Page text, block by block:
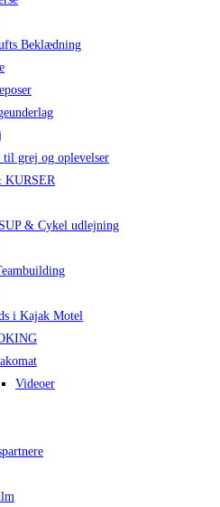
Beklædning
til grej og oplevelser
KURSER
& Cykel udlejning
i Kajak Motel
Videoer